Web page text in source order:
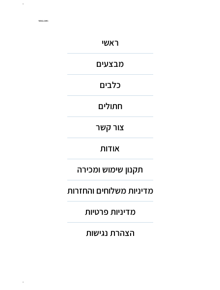
ניווט באתר
ראשי
מבצעים
כלבים
חתולים
צור קשר
אודות
תקנון שימוש ומכירה
מדיניות משלוחים והחזרות
מדיניות פרטיות
הצהרת נגישות